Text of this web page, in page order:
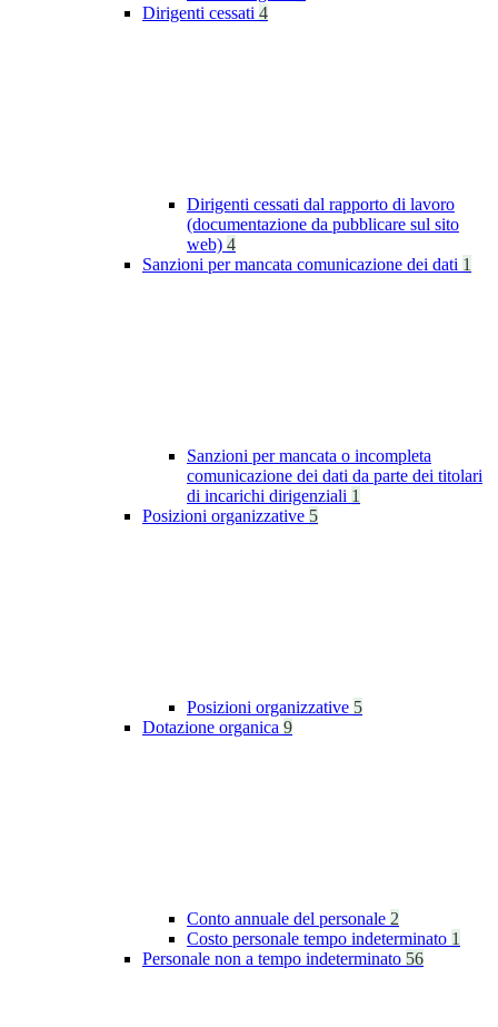
Dirigenti cessati 4
Dirigenti cessati dal rapporto di lavoro
(documentazione da pubblicare sul sito
web) 4
Sanzioni per mancata comunicazione dei dati 1
Sanzioni per mancata o incompleta
comunicazione dei dati da parte dei titolari
di incarichi dirigenziali 1
Posizioni organizzative 5
Posizioni organizzative 5
Dotazione organica 9
Conto annuale del personale 2
Costo personale tempo indeterminato 1
Personale non a tempo indeterminato 56